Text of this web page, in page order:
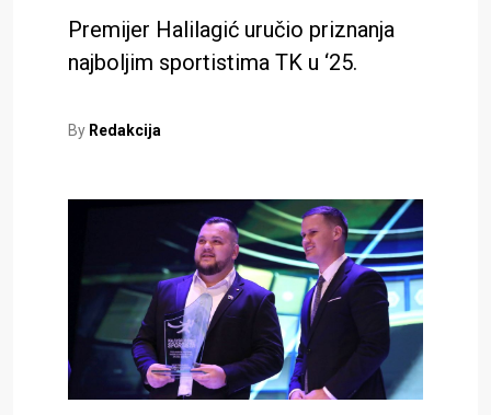
Premijer Halilagić uručio priznanja
najboljim sportistima TK u ‘25.
By Redakcija